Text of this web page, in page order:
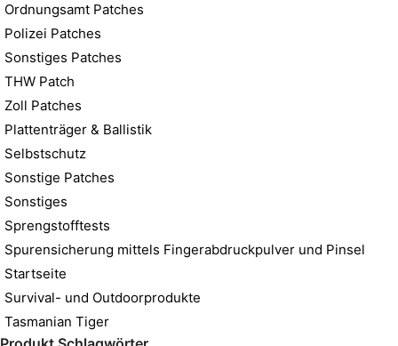
Ordnungsamt Patches
Polizei Patches
Sonstiges Patches
THW Patch
Zoll Patches
Plattenträger & Ballistik
Selbstschutz
Sonstige Patches
Sonstiges
Sprengstofftests
Spurensicherung mittels Fingerabdruckpulver und Pinsel
Startseite
Survival- und Outdoorprodukte
Tasmanian Tiger